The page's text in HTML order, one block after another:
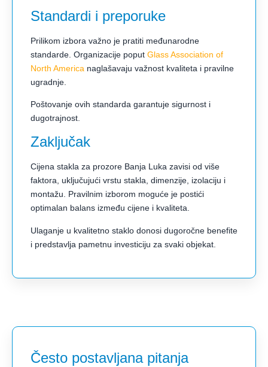
Standardi i preporuke
Prilikom izbora važno je pratiti međunarodne
standarde. Organizacije poput Glass Association of
North America naglašavaju važnost kvaliteta i pravilne
ugradnje.
Poštovanje ovih standarda garantuje sigurnost i
dugotrajnost.
Zaključak
Cijena stakla za prozore Banja Luka zavisi od više
faktora, uključujući vrstu stakla, dimenzije, izolaciju i
montažu. Pravilnim izborom moguće je postići
optimalan balans između cijene i kvaliteta.
Ulaganje u kvalitetno staklo donosi dugoročne benefite
i predstavlja pametnu investiciju za svaki objekat.
Često postavljana pitanja